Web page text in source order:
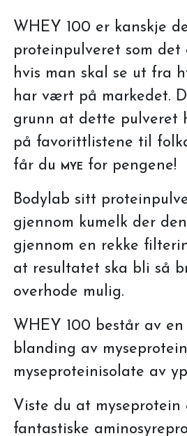
WHEY 100 er kanskje
proteinpulveret som det
hvis man skal se ut fra
har vært på markedet.
grunn at dette pulveret
på favorittlistene til
får du
MYE for pengene!
Bodylab sitt
gjennom kumelk der
gjennom en rekke
at resultatet ska bli så
overhode mulig.
WHEY 100 består av en
blanding av
myseproteinisolate av
Viste du at myseprotein
fantastiske